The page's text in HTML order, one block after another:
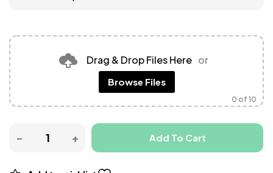
Drag & Drop Files Here or
Browse Files
0 of 10
Add To Cart